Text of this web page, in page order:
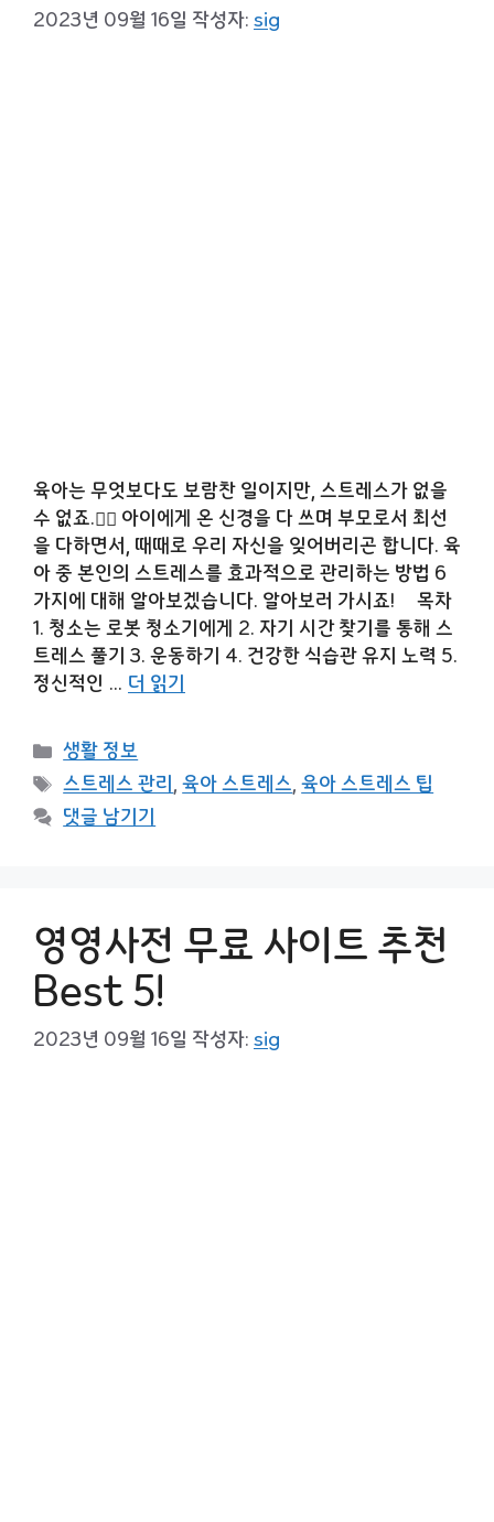
2023년 09월 16일 작성자: sig
육아는 무엇보다도 보람찬 일이지만, 스트레스가 없을
수 없죠.🤦‍♂️ 아이에게 온 신경을 다 쓰며 부모로서 최선
을 다하면서, 때때로 우리 자신을 잊어버리곤 합니다. 육
아 중 본인의 스트레스를 효과적으로 관리하는 방법 6
가지에 대해 알아보겠습니다. 알아보러 가시죠! 목차
1. 청소는 로봇 청소기에게 2. 자기 시간 찾기를 통해 스
트레스 풀기 3. 운동하기 4. 건강한 식습관 유지 노력 5.
정신적인 … 더 읽기
카
테
고
리
생활 정보
태
그
스트레스 관리,육아 스트레스,육아 스트레스 팁
댓글 남기기
영영사전 무료 사이트 추천
Best 5!
2023년 09월 16일 작성자: sig